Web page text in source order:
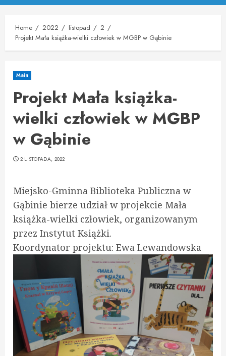
Menu
Home 2022 listopad
2
Projekt Mała książka-wielki człowiek w MGBP w Gąbinie
Main
Projekt Mała książka-
wielki człowiek w MGBP
w Gąbinie
2 LISTOPADA, 2022
Miejsko-Gminna Biblioteka Publiczna w
Gąbinie bierze udział w projekcie Mała
książka-wielki człowiek, organizowanym
przez Instytut Książki.
Koordynator projektu: Ewa Lewandowska